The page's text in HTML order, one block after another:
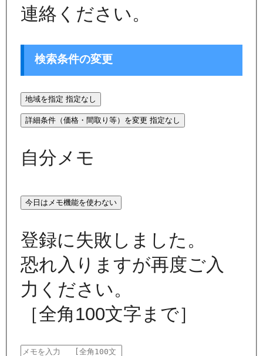
連絡ください。
検索条件の変更
地域を指定 指定なし
詳細条件（価格・間取り等）を変更 指定なし
自分メモ
今日はメモ機能を使わない
登録に失敗しました。
恐れ入りますが再度ご入
力ください。
［全角100文字まで］